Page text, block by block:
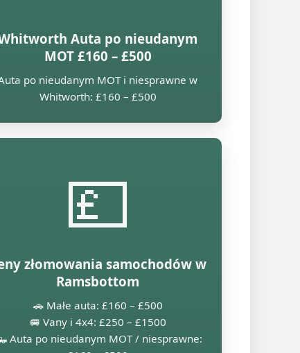
Auta po nieudanym
MOT £160 – £500
po nieudanym MOT i niesprawne w
Whitworth: £160 – £500
💷
złomowania samochodów w
Ramsbottom
🚗 Małe auta: £160 – £500
🚐 Vany i 4x4: £250 – £1500
Auta po nieudanym MOT / niesprawne: